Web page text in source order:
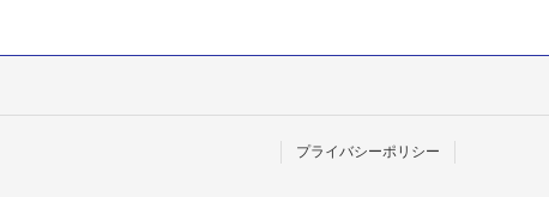
プライバシーポリシー